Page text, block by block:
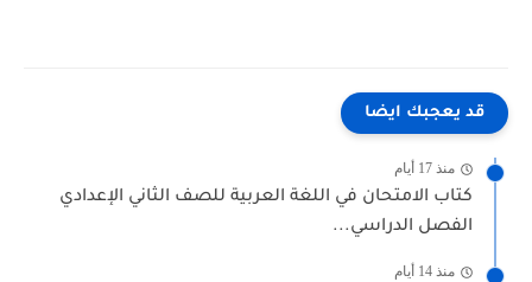
قد يعجبك ايضا
منذ 17 أيام
كتاب الامتحان في اللغة العربية للصف الثاني الإعدادي
الفصل الدراسي...
منذ 14 أيام